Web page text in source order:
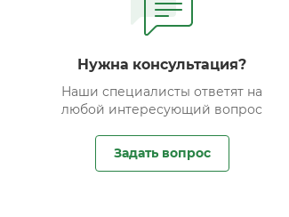
Нужна консультация?
Наши специалисты ответят на
любой интересующий вопрос
Задать вопрос